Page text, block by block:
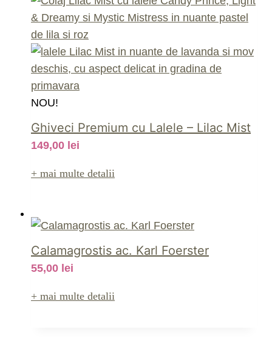
NOU!
Ghiveci Premium cu Lalele – Lilac Mist
149,00 lei
+ mai multe detalii
Calamagrostis ac. Karl Foerster
55,00 lei
+ mai multe detalii